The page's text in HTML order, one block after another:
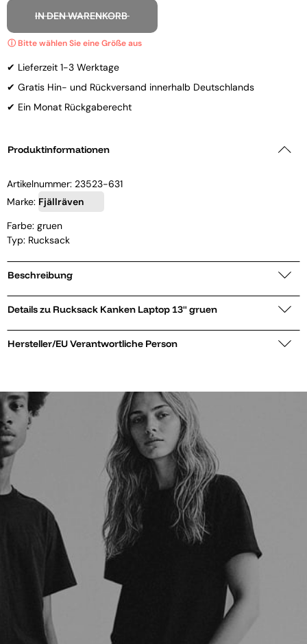
IN DEN WARENKORB
✔ Lieferzeit 1-3 Werktage
✔ Gratis Hin- und Rückversand innerhalb Deutschlands
✔ Ein Monat Rückgaberecht
Produktinformationen
Artikelnummer: 23523-631
Marke: Fjällräven
Farbe: gruen
Typ: Rucksack
Beschreibung
Details zu Rucksack Kanken Laptop 13" gruen
Hersteller/EU Verantwortliche Person